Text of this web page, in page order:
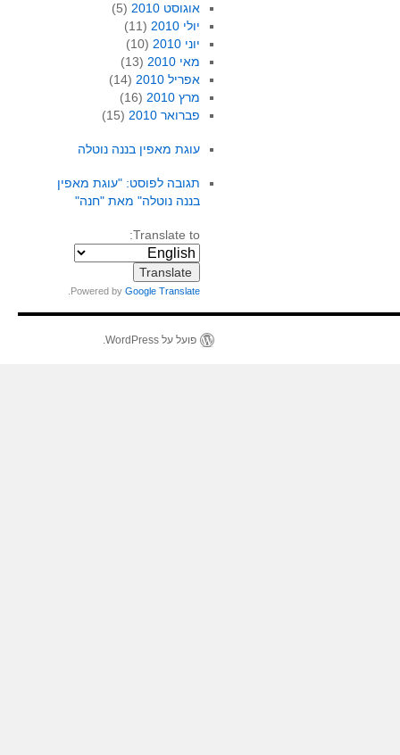
אוגוסט 2010
(5)
יולי 2010
(11)
יוני 2010
(10)
מאי 2010
(13)
אפריל 2010
(14)
מרץ 2010
(16)
פברואר 2010
(15)
עוגת מאפין בננה נוטלה
תגובה לפוסט: "עוגת מאפין
בננה נוטלה" מאת "חנה"
Translate to:
Powered byGoogle Translate
פועל על WordPress.